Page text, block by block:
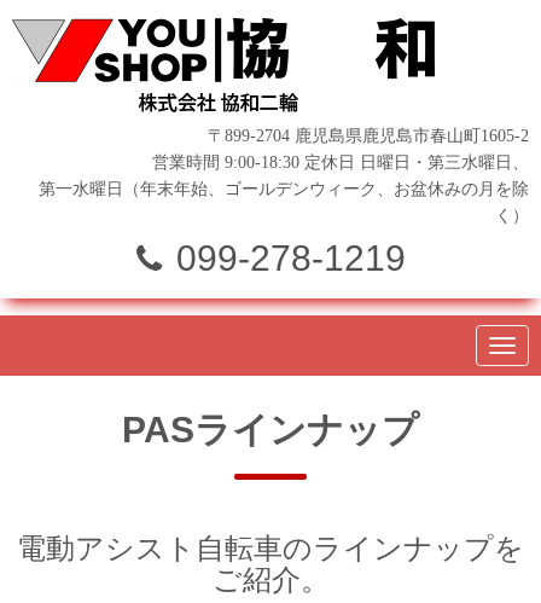
〒899-2704 鹿児島県鹿児島市春山町1605-2
営業時間 9:00-18:30 定休日 日曜日・第三水曜日、
第一水曜日（年末年始、ゴールデンウィーク、お盆休みの月を除
く）
099-278-1219
N
a
PASラインナップ
電動アシスト自転車のラインナップを
ご紹介。